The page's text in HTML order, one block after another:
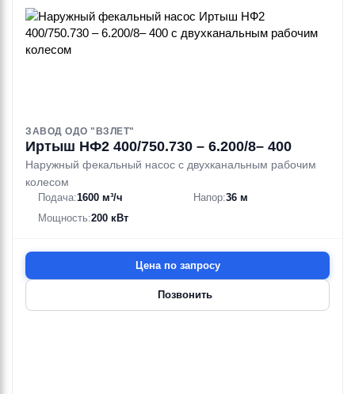
ЗАВОД ОДО "ВЗЛЕТ"
Иртыш НФ2 400/750.730 – 6.200/8– 400
Наружный фекальный насос с двухканальным рабочим
колесом
Подача:1600 м³/ч Напор:36 м
Мощность:200 кВт
Цена по запросу
Позвонить